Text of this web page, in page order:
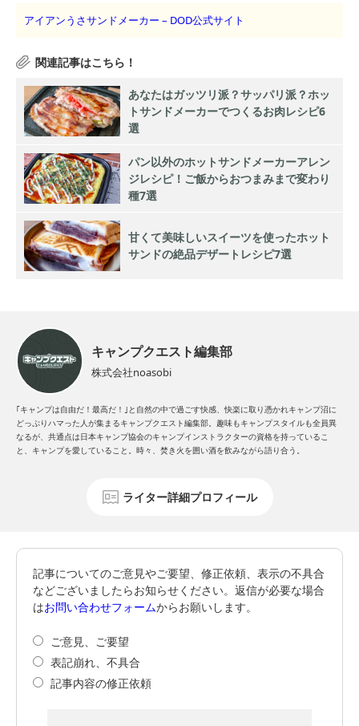
アイアンうさサンドメーカー – DOD公式サイト
あなたはガッツリ派？サッパリ派？ホッ
トサンドメーカーでつくるお肉レシピ6
選
パン以外のホットサンドメーカーアレン
ジレシピ！ご飯からおつまみまで変わり
種7選
甘くて美味しいスイーツを使ったホット
サンドの絶品デザートレシピ7選
キャンプクエスト編集部
株式会社noasobi
｢キャンプは自由だ！最高だ！｣と自然の中で過ごす快感、快楽に取り憑かれキャンプ沼に
どっぷりハマった人が集まるキャンプクエスト編集部。趣味もキャンプスタイルも全員異
なるが、共通点は日本キャンプ協会のキャンプインストラクターの資格を持っているこ
と、キャンプを愛していること。時々、焚き火を囲い酒を飲みながら語り合う。
ライター詳細プロフィール
記事についてのご意見やご要望、修正依頼、表示の不具合
などございましたらお知らせください。返信が必要な場合
はお問い合わせフォームからお願いします。
ご意見、ご要望
表記崩れ、不具合
記事内容の修正依頼